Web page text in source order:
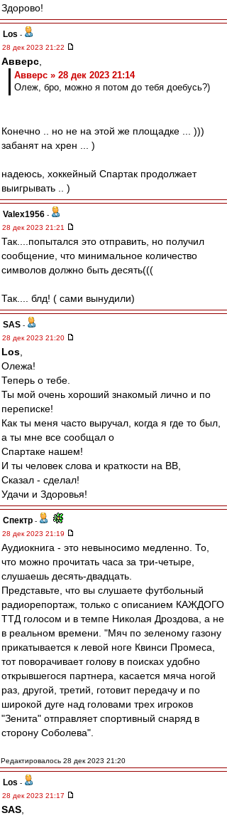
Здорово!
Los -
28 дек 2023 21:22
Авверс
Авверс » 28 дек 2023 21:14
Олеж, бро, можно я потом до тебя доебусь?)
Конечно .. но не на этой же площадке ... )))
забанят на хрен ... )
надеюсь, хоккейный Спартак продолжает
выигрывать .. )
Valex1956 -
28 дек 2023 21:21
Так....попытался это отправить, но получил
сообщение, что минимальное количество
символов должно быть десять(((
Так.... блд! ( сами вынудили)
SAS -
28 дек 2023 21:20
Los
Олежа!
Теперь о тебе.
Ты мой очень хороший знакомый лично и по
переписке!
Как ты меня часто выручал, когда я где то был,
а ты мне все сообщал о
Спартаке нашем!
И ты человек слова и краткости на ВВ,
Сказал - сделал!
Удачи и Здоровья!
Спектр -
28 дек 2023 21:19
Аудиокнига - это невыносимо медленно. То,
что можно прочитать часа за три-четыре,
слушаешь десять-двадцать.
Представьте, что вы слушаете футбольный
радиорепортаж, только с описанием КАЖДОГО
ТТД голосом и в темпе Николая Дроздова, а не
в реальном времени. "Мяч по зеленому газону
прикатывается к левой ноге Квинси Промеса,
тот поворачивает голову в поисках удобно
открывшегося партнера, касается мяча ногой
раз, другой, третий, готовит передачу и по
широкой дуге над головами трех игроков
"Зенита" отправляет спортивный снаряд в
сторону Соболева".
Редактировалось 28 дек 2023 21:20
Los -
28 дек 2023 21:17
SAS